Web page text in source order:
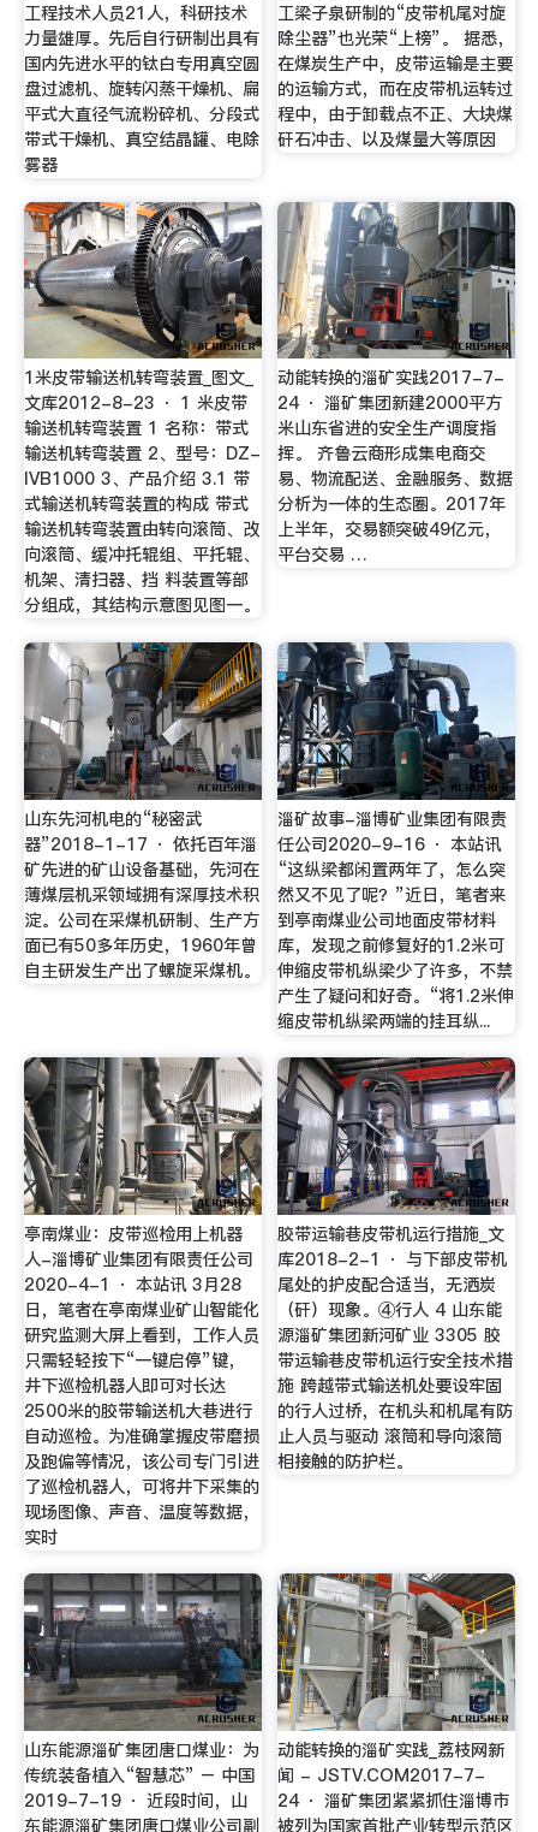
工程技术人员21人，科研技术
力量雄厚。先后自行研制出具有
国内先进水平的钛白专用真空圆
盘过滤机、旋转闪蒸干燥机、扁
平式大直径气流粉碎机、分段式
带式干燥机、真空结晶罐、电除
雾器
工梁子泉研制的“皮带机尾对旋
除尘器”也光荣“上榜”。 据悉，
在煤炭生产中，皮带运输是主要
的运输方式，而在皮带机运转过
程中，由于卸载点不正、大块煤
矸石冲击、以及煤量大等原因
1米皮带输送机转弯装置_图文_
文库2012-8-23 · 1 米皮带
输送机转弯装置 1 名称：带式
输送机转弯装置 2、型号：DZ-
IVB1000 3、产品介绍 3.1 带
式输送机转弯装置的构成 带式
输送机转弯装置由转向滚筒、改
向滚筒、缓冲托辊组、平托辊、
机架、清扫器、挡 料装置等部
分组成，其结构示意图见图一。
动能转换的淄矿实践2017-7-
24 · 淄矿集团新建2000平方
米山东省进的安全生产调度指
挥。 齐鲁云商形成集电商交
易、物流配送、金融服务、数据
分析为一体的生态圈。2017年
上半年，交易额突破49亿元，
平台交易 …
山东先河机电的“秘密武
器”2018-1-17 · 依托百年淄
矿先进的矿山设备基础，先河在
薄煤层机采领域拥有深厚技术积
淀。公司在采煤机研制、生产方
面已有50多年历史，1960年曾
自主研发生产出了螺旋采煤机。
淄矿故事-淄博矿业集团有限责
任公司2020-9-16 · 本站讯
“这纵梁都闲置两年了，怎么突
然又不见了呢？”近日，笔者来
到亭南煤业公司地面皮带材料
库，发现之前修复好的1.2米可
伸缩皮带机纵梁少了许多，不禁
产生了疑问和好奇。“将1.2米伸
缩皮带机纵梁两端的挂耳纵...
亭南煤业：皮带巡检用上机器
人-淄博矿业集团有限责任公司
2020-4-1 · 本站讯 3月28
日，笔者在亭南煤业矿山智能化
研究监测大屏上看到，工作人员
只需轻轻按下“一键启停”键，
井下巡检机器人即可对长达
2500米的胶带输送机大巷进行
自动巡检。为准确掌握皮带磨损
及跑偏等情况，该公司专门引进
了巡检机器人，可将井下采集的
现场图像、声音、温度等数据，
实时
胶带运输巷皮带机运行措施_文
库2018-2-1 · 与下部皮带机
尾处的护皮配合适当，无洒炭
（矸）现象。④行人 4 山东能
源淄矿集团新河矿业 3305 胶
带运输巷皮带机运行安全技术措
施 跨越带式输送机处要设牢固
的行人过桥，在机头和机尾有防
止人员与驱动 滚筒和导向滚筒
相接触的防护栏。
山东能源淄矿集团唐口煤业：为
传统装备植入“智慧芯” – 中国
2019-7-19 · 近段时间，山
东能源淄矿集团唐口煤业公司副
动能转换的淄矿实践_荔枝网新
闻 - JSTV.COM2017-7-
24 · 淄矿集团紧紧抓住淄博市
被列为国家首批产业转型示范区